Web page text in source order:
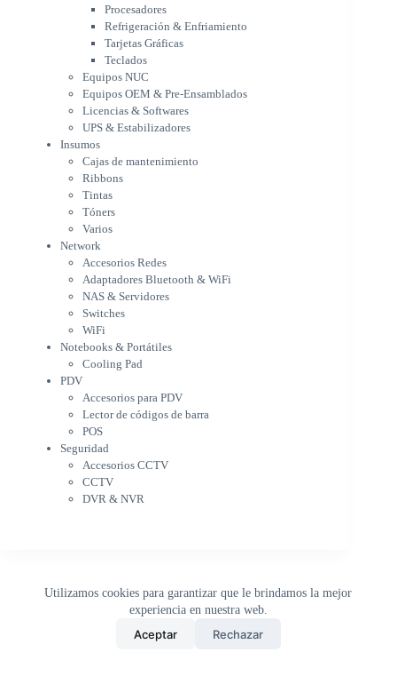
Utilizamos cookies para garantizar que le brindamos la mejor
experiencia en nuestra web.
Aceptar Rechazar
Equipos OEM & Pre-Ensamblados
Licencias & Softwares
UPS & Estabilizadores
Insumos
Cajas de mantenimiento
Ribbons
Tintas
Tóners
Varios
Network
Accesorios Redes
Adaptadores Bluetooth & WiFi
NAS & Servidores
Switches
WiFi
Notebooks & Portátiles
Cargador para notebook
Cooling Pad
PDV
Accesorios para PDV
Lector de códigos de barra
POS
Seguridad
Accesorios CCTV
CCTV
DVR & NVR
Sin categorizar
Procesadores
Refrigeración & Enfriamiento
Tarjetas Gráficas
Teclados
Equipos NUC
Equipos OEM & Pre-Ensamblados
Licencias & Softwares
UPS & Estabilizadores
Insumos
Cajas de mantenimiento
Ribbons
Tintas
Tóners
Varios
Network
Accesorios Redes
Adaptadores Bluetooth & WiFi
NAS & Servidores
Switches
WiFi
Notebooks & Portátiles
Cooling Pad
PDV
Accesorios para PDV
Lector de códigos de barra
POS
Seguridad
Accesorios CCTV
CCTV
DVR & NVR